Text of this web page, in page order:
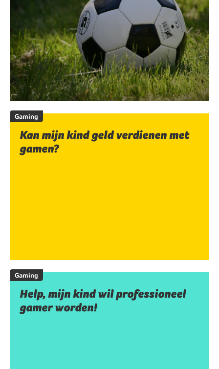
Gaming
Kan mijn kind geld verdienen met
gamen?
Gaming
Help, mijn kind wil professioneel
gamer worden!